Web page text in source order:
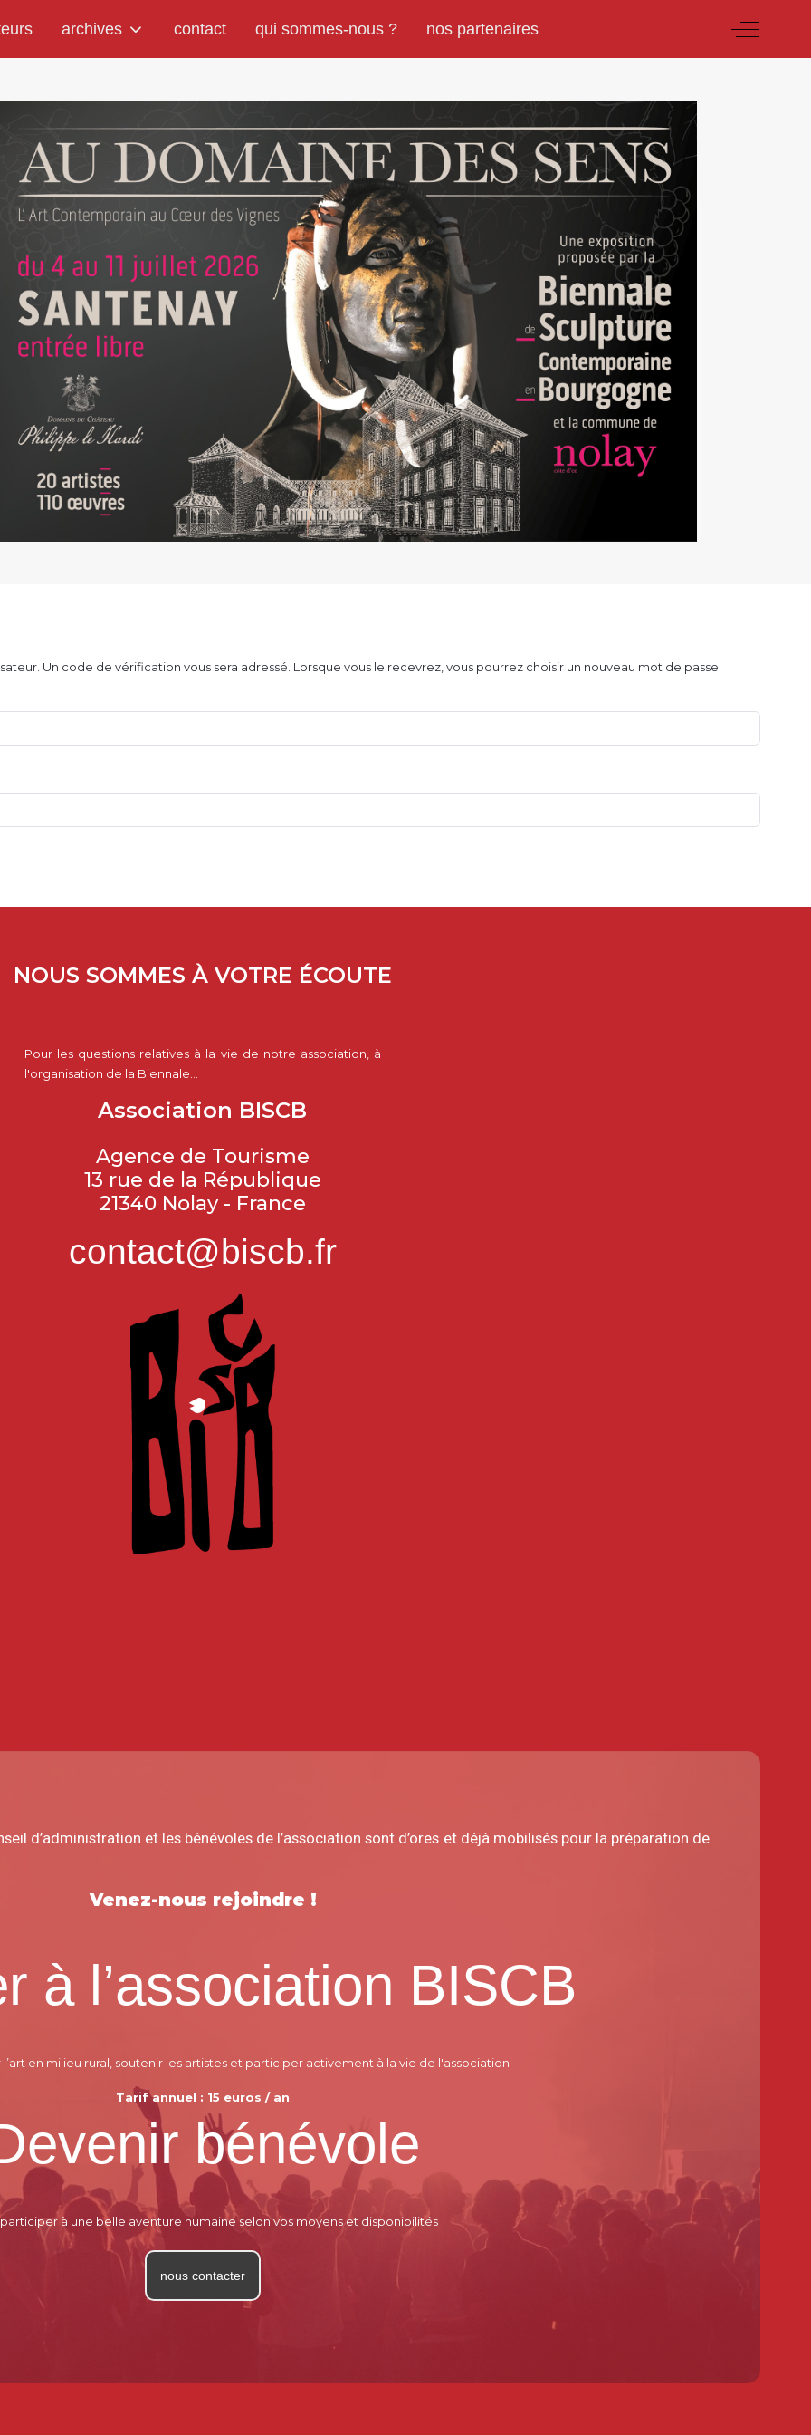
archives contact qui sommes-nous ? nos partenaires Off-
Un code de vérification vous sera adressé. Lorsque vous le recevrez, vous pourrez choisir un nouveau mot de passe
NOUS SOMMES À VOTRE ÉCOUTE
Pour les questions relatives à la vie de notre association, à
l'organisation de la Biennale...
Association BISCB
Agence de Tourisme
13 rue de la République
21340 Nolay - France
contact@biscb.fr
d’administration et les bénévoles de l’association sont d’ores et déjà mobilisés pour la préparation de
Venez-nous rejoindre !
à l’association BISCB
en milieu rural, soutenir les artistes et participer activement à la vie de l'association
Tarif annuel : 15 euros / an
bénévole
à une belle aventure humaine selon vos moyens et disponibilités
nous contacter